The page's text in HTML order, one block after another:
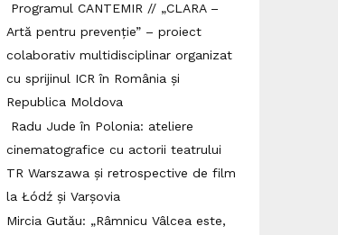
Programul CANTEMIR // „CLARA –
Artă pentru prevenție” – proiect
colaborativ multidisciplinar organizat
cu sprijinul ICR în România și
Republica Moldova
Radu Jude în Polonia: ateliere
cinematografice cu actorii teatrului
TR Warszawa și retrospective de film
la Łódź și Varșovia
Mircia Gutău: „Râmnicu Vâlcea este,